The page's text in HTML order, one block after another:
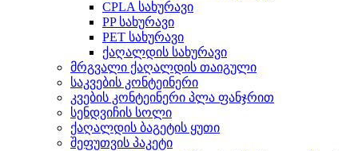
CPLA სახურავი
PP სახურავი
PET სახურავი
ქაღალდის სახურავი
მრგვალი ქაღალდის თაიგული
საკვების კონტეინერი
კვების კონტეინერი პლა ფანჯრით
სენდვიჩის სოლი
ქაღალდის ბაგეტის ყუთი
შეფუთვის პაკეტი